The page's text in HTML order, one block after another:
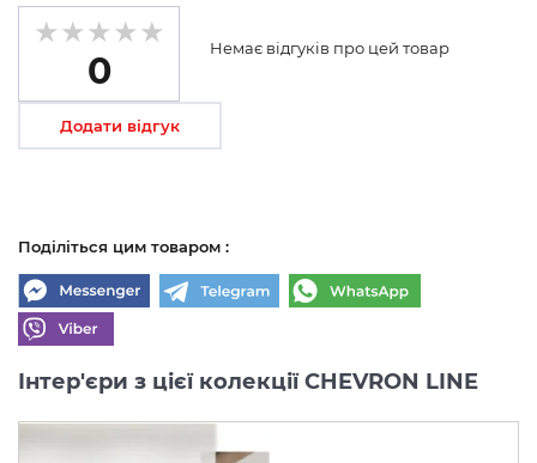
0
Немає відгуків про цей товар
Додати відгук
Поділіться цим товаром :
Інтер'єри з цієї колекції CHEVRON LINE